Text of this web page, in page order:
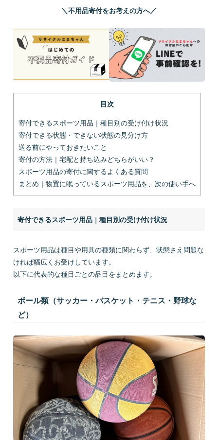
＼不用品寄付をお考えの方へ／
目次
寄付できるスポーツ用品｜種目別の受け付け状況
寄付できる状態・できない状態の見分け方
送る前にやっておきたいこと
寄付の方法｜宅配と持ち込みどちらがいい？
スポーツ用品の寄付に関するよくある質問
まとめ｜物置に眠っているスポーツ用品を、次の使い手へ
寄付できるスポーツ用品｜種目別の受け付け状況
スポーツ用品は種目や用具の種類に関わらず、状態さえ問題な
ければ幅広くお受けしています。
以下に代表的な種目ごとの品目をまとめます。
ボール類（サッカー・バスケット・テニス・野球な
ど）